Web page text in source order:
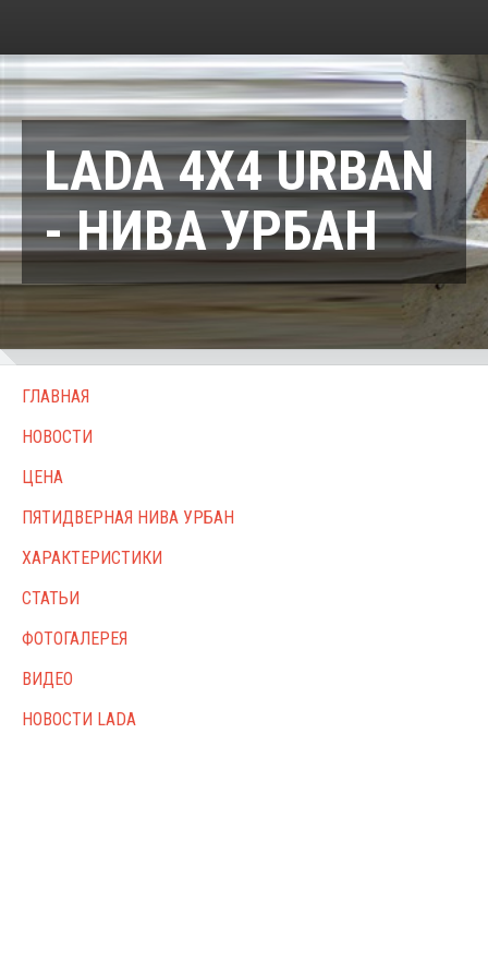
LADA 4X4 URBAN
- НИВА УРБАН
ГЛАВНАЯ
НОВОСТИ
ЦЕНА
ПЯТИДВЕРНАЯ НИВА УРБАН
ХАРАКТЕРИСТИКИ
СТАТЬИ
ФОТОГАЛЕРЕЯ
ВИДЕО
НОВОСТИ LADA